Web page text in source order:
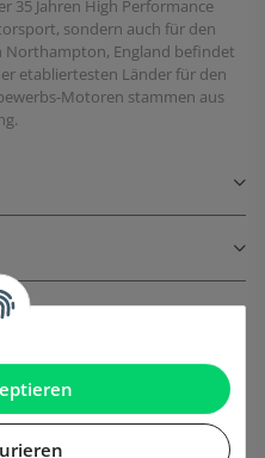
35 Jahren High Performance
sondern auch für den
Northampton, England befindet
etabliertesten Länder für den
Motoren stammen aus